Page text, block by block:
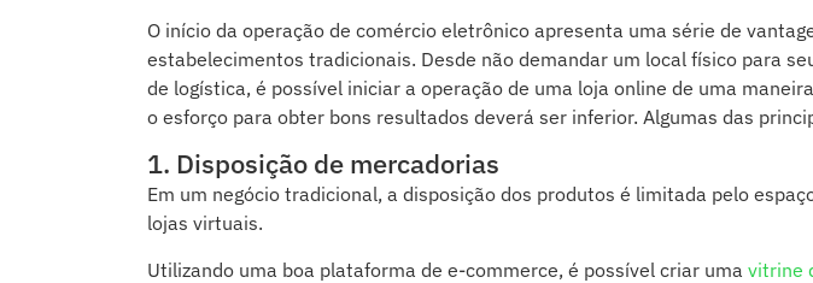
O início da operação de comércio eletrônico apresenta uma série de
estabelecimentos tradicionais. Desde não demandar um local físico para
de logística, é possível iniciar a operação de uma loja online de uma
o esforço para obter bons resultados deverá ser inferior. Algumas das
1. Disposição de mercadorias
Em um negócio tradicional, a disposição dos produtos é limitada pelo
lojas virtuais.
Utilizando uma boa plataforma de e-commerce, é possível criar uma vitrine